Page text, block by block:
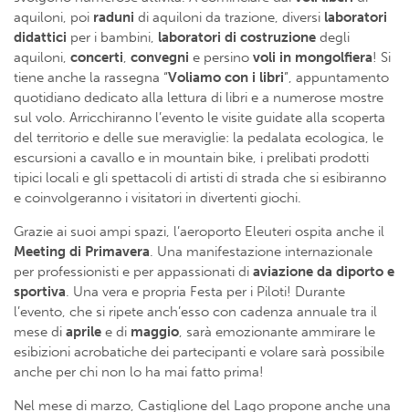
aquiloni, poi raduni di aquiloni da trazione, diversi laboratori
didattici per i bambini, laboratori di costruzione degli
aquiloni, concerti, convegni e persino voli in mongolfiera! Si
tiene anche la rassegna “Voliamo con i libri”, appuntamento
quotidiano dedicato alla lettura di libri e a numerose mostre
sul volo. Arricchiranno l’evento le visite guidate alla scoperta
del territorio e delle sue meraviglie: la pedalata ecologica, le
escursioni a cavallo e in mountain bike, i prelibati prodotti
tipici locali e gli spettacoli di artisti di strada che si esibiranno
e coinvolgeranno i visitatori in divertenti giochi.
Grazie ai suoi ampi spazi, l’aeroporto Eleuteri ospita anche il
Meeting di Primavera. Una manifestazione internazionale
per professionisti e per appassionati di aviazione da diporto e
sportiva. Una vera e propria Festa per i Piloti! Durante
l’evento, che si ripete anch’esso con cadenza annuale tra il
mese di aprile e di maggio, sarà emozionante ammirare le
esibizioni acrobatiche dei partecipanti e volare sarà possibile
anche per chi non lo ha mai fatto prima!
Nel mese di marzo, Castiglione del Lago propone anche una